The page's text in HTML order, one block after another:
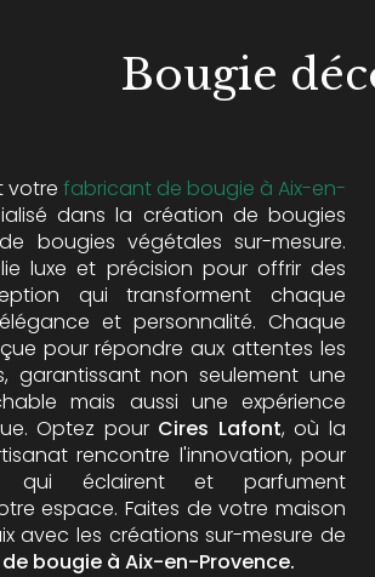
Bougie
votre fabricant de bougie à Aix-en-
dans la création de bougies
bougies végétales sur-mesure.
luxe et précision pour offrir des
qui transforment chaque
et personnalité. Chaque
pour répondre aux attentes les
garantissant non seulement une
mais aussi une expérience
Optez pour Cires Lafont, où la
rencontre l'innovation, pour
qui éclairent et parfument
espace. Faites de votre maison
avec les créations sur-mesure de
bougie à Aix-en-Provence.